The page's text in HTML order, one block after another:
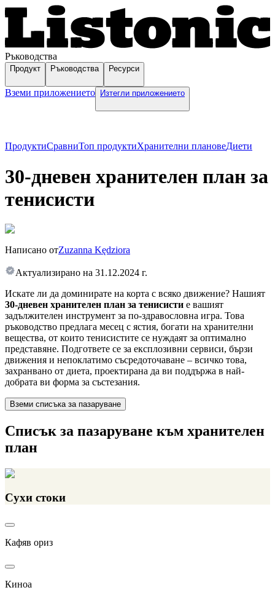
Ръководства
Продукт Ръководства Ресурси
Вземи приложението Изтегли приложението
ПродуктиСравниТоп продуктиХранителни плановеДиети
30-дневен хранителен план за
тенисисти
Написано отZuzanna Kędziora
Актуализирано на 31.12.2024 г.
Искате ли да доминирате на корта с всяко движение? Нашият
30-дневен хранителен план за тенисисти е вашият
задължителен инструмент за по-здравословна игра. Това
ръководство предлага месец с ястия, богати на хранителни
вещества, от които тенисистите се нуждаят за оптимално
представяне. Подгответе се за експлозивни сервиси, бързи
движения и непоклатимо съсредоточаване – всичко това,
захранвано от диета, проектирана да ви поддържа в най-
добрата ви форма за състезания.
Вземи списъка за пазаруване
Списък за пазаруване към хранителен
план
Сухи стоки
Кафяв ориз
Киноа